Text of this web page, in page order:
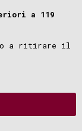
a 119
a ritirare il